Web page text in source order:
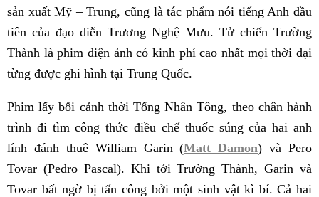
sản xuất Mỹ – Trung, cũng là tác phẩm nói tiếng Anh đầu
tiên của đạo diễn Trương Nghệ Mưu. Tử chiến Trường
Thành là phim điện ảnh có kinh phí cao nhất mọi thời đại
từng được ghi hình tại Trung Quốc.
Phim lấy bối cảnh thời Tống Nhân Tông, theo chân hành
trình đi tìm công thức điều chế thuốc súng của hai anh
lính đánh thuê William Garin (Matt Damon) và Pero
Tovar (Pedro Pascal). Khi tới Trường Thành, Garin và
Tovar bất ngờ bị tấn công bởi một sinh vật kì bí. Cả hai